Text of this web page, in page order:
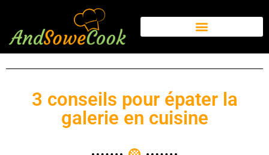
3 conseils pour épater la
galerie en cuisine